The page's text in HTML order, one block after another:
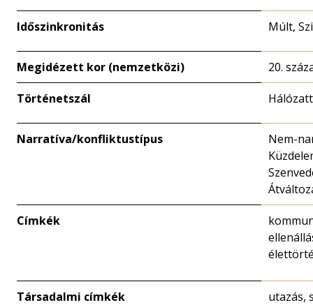
Időszinkronitás Múlt,
Megidézett kor (nemzetközi) 20.
Történetszál
Narratíva/konfliktustípus
Nem-
Címkék
Társadalmi címkék
utazás,